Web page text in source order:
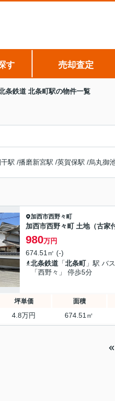
す 売却査定
条鉄道 北条町駅の物件一覧
駅 /播磨新宮駅 /英賀保駅 /烏丸御
加西市西野々町
加西市西野々町 土地（古家
980万円
674.51㎡ (-)
北条鉄道 「北条町」駅 バ
「西野々」 停歩5分
坪単価 面積
4.8万円 674.51㎡